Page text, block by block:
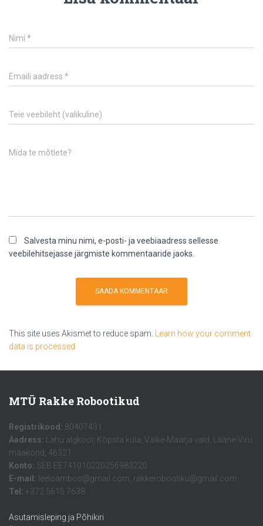
Nimi *
Emaili aadress *
Teie veebileht (valikuline)
Mida te mõtlete?
Salvesta minu nimi, e-posti- ja veebiaadress sellesse
veebilehitsejasse järgmiste kommentaaride jaoks.
This site uses Akismet to reduce spam.
Learn how your comment
data is processed.
MTÜ Rakke Robootikud
Registrikood: 80407431
Aadress: Lahu algkool, Kõpsta küla, Väike-Maarja vald, Lääne-Viru
maakond, 46321
Konto: SEB EE741010220256983220
E-mail: leeloambos@gmail.com, rakkerobootiku@gmail.com
Tel: +372 5615 7638
Asutamisleping ja Põhikiri